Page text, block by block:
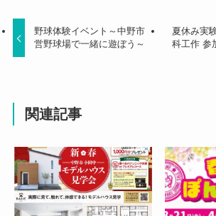
野球体験イベント～中野市
営野球場で一緒に遊ぼう～
夏休み実
科工作 参
関連記事